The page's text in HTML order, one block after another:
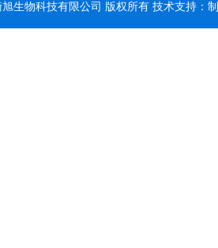
生物科技有限公司 版权所有 技术支持：